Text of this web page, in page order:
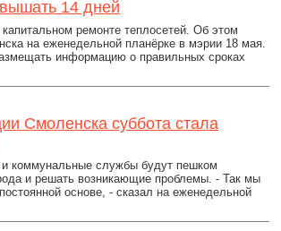
14 дней
ремонте теплосетей. Об этом
на еженедельной планёрке в мэрии 18 мая.
информацию о правильных сроках
Смоленска суббота стала
и коммунальные службы будут пешком
и решать возникающие проблемы. - Так мы
основе, - сказал на еженедельной